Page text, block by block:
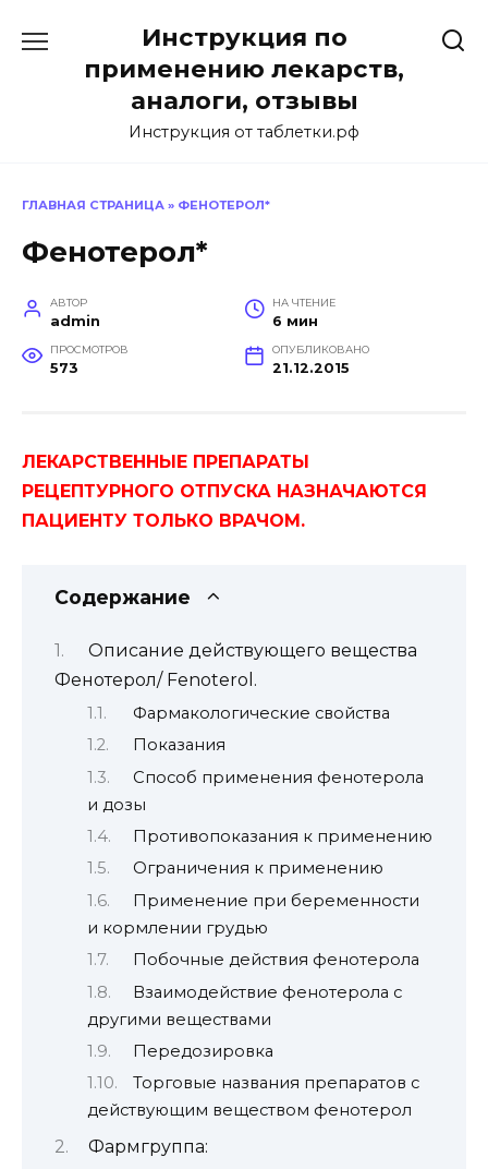
содержанию
Инструкция по
применению лекарств,
аналоги, отзывы
Инструкция от таблетки.рф
ГЛАВНАЯ СТРАНИЦА » ФЕНОТЕРОЛ*
Фенотерол*
АВТОР
admin
НА ЧТЕНИЕ
6 мин
ПРОСМОТРОВ
573
ОПУБЛИКОВАНО
21.12.2015
ЛЕКАРСТВЕННЫЕ ПРЕПАРАТЫ
РЕЦЕПТУРНОГО ОТПУСКА НАЗНАЧАЮТСЯ
ПАЦИЕНТУ ТОЛЬКО ВРАЧОМ.
Содержание
Описание действующего вещества
Фенотерол/ Fenoterol.
Фармакологические свойства
Показания
Способ применения фенотерола
и дозы
Противопоказания к применению
Ограничения к применению
Применение при беременности
и кормлении грудью
Побочные действия фенотерола
Взаимодействие фенотерола с
другими веществами
Передозировка
Торговые названия препаратов с
действующим веществом фенотерол
Фармгруппа: